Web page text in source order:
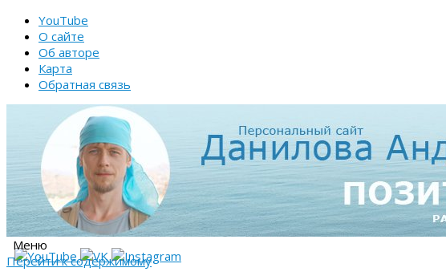
YouTube
О сайте
Об авторе
Карта
Обратная связь
Меню
Перейти к содержимому